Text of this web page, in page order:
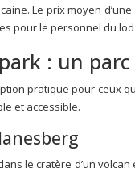
Le prix moyen
pour le personnel du
: un
pratique pour ceux
et accessible.
le cratère d’un